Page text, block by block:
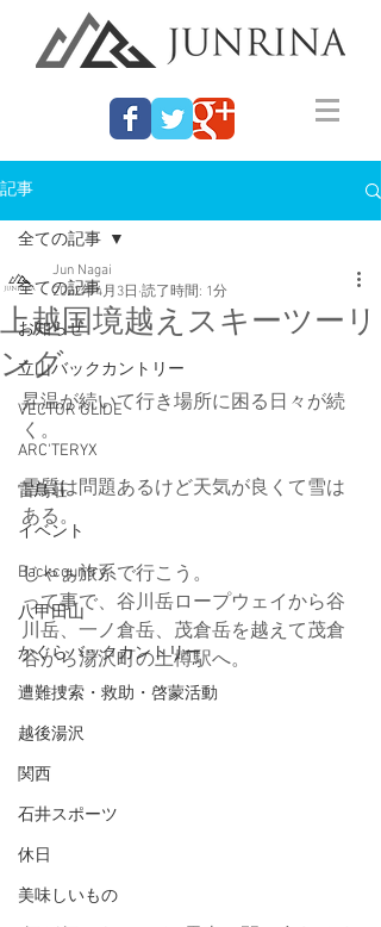
記事
全ての記事
お知らせ
立山バックカントリー
VECTOR GLIDE
ARC'TERYX
雷鳥荘
イベント
Backcountry
八甲田山
かぐらバックカントリー
遭難捜索・救助・啓蒙活動
越後湯沢
関西
石井スポーツ
休日
美味しいもの
全ての記事
上越国境越えスキーツーリ
ング
Jun Nagai
2022年4月3日 読了時間: 1分
昇温が続いて行き場所に困る日々が続
く。
雪質は問題あるけど天気が良くて雪は
ある。
じゃぁ旅系で行こう。
って事で、谷川岳ロープウェイから谷
川岳、一ノ倉岳、茂倉岳を越えて茂倉
谷から湯沢町の土樽駅へ。